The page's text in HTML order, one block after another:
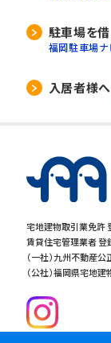
宅地建物取引業免許
賃貸住宅管理業者 登
（一社）九州不動産
（公社）福岡県宅地
駐車場を
福岡駐車場ナ
入居者様へ